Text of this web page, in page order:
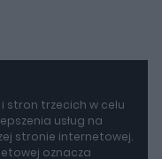
stron trzecich w celu
usług na
stronie internetowej.
oznacza